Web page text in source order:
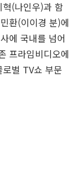
(나인우)과 함
환(이이경 분)에
에 국내를 넘어
프라임비디오에
벌 TV쇼 부문